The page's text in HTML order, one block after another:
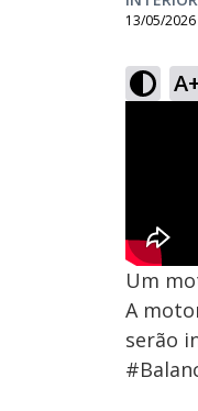
13/05/
Um
A
serão